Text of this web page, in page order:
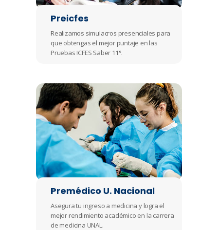
Preicfes
Realizamos simulacros presenciales para
que obtengas el mejor puntaje en las
Pruebas ICFES Saber 11°.
Premédico U. Nacional
Asegura tu ingreso a medicina y logra el
mejor rendimiento académico en la carrera
de medicina UNAL.